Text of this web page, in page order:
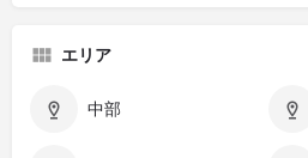
エリア
中部